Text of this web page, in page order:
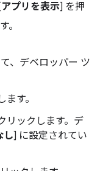
アプリを表示] を押
。
、デベロッパー ツ
す。
リックします。デ
し] に設定されてい